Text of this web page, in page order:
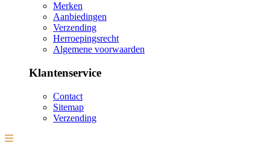
Merken
Aanbiedingen
Verzending
Herroepingsrecht
Algemene voorwaarden
Klantenservice
Contact
Sitemap
Verzending